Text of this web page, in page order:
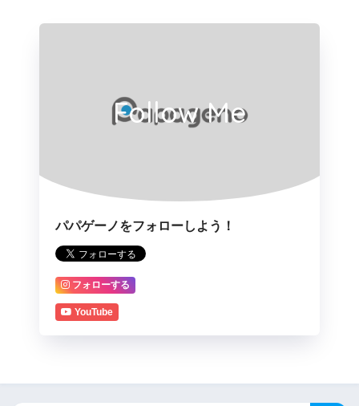
Follow Me
パパゲーノをフォローしよう！
フォローする
YouTube